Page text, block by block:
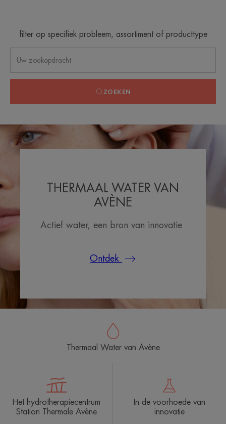
filter op specifiek probleem, assortiment of producttype
ZOEKEN
THERMAAL WATER VAN
AVÈNE
Actief water, een bron van innovatie
Ontdek
Thermaal Water van Avène
Het hydrotherapiecentrum
Station Thermale Avène
In de voorhoede van
innovatie